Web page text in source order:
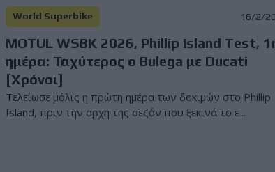
World Superbike 16/2/
MOTUL WSBK 2026, Phillip Island Test,
ημέρα: Ταχύτερος ο Bulega με Ducati
[Χρόνοι]
Τελείωσε μόλις η πρώτη ημέρα των δοκιμών στο Phillip
Island, πριν την αρχή της σεζόν που ξεκινά το ε...